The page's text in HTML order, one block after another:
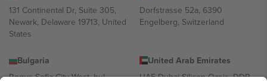
131 Continental Dr, Suite 305,
Newark, Delaware 19713, United
States
Dorfstrasse 52a, 6390
Engelberg, Switzerland
Bulgaria
Regus Sofia City West, bul
United Arab Emirates
UAE Dubai Silicon Oasis, DDP